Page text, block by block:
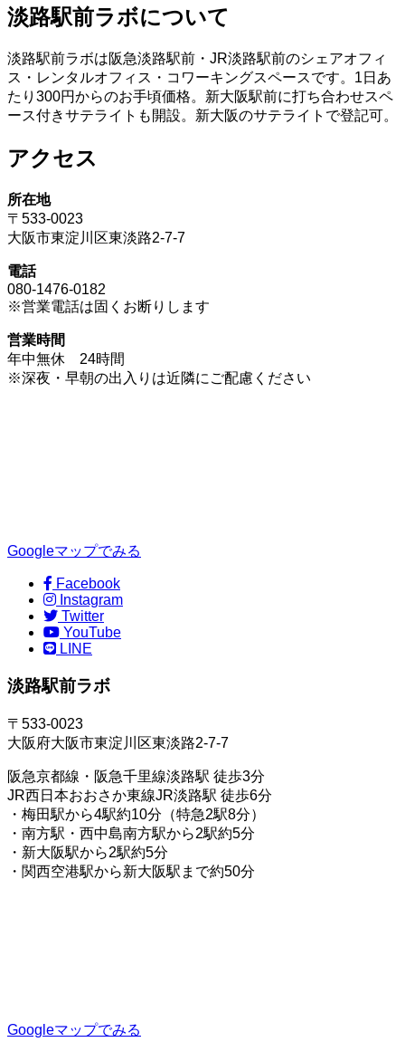
淡路駅前ラボについて
淡路駅前ラボは阪急淡路駅前・JR淡路駅前のシェアオフィ
ス・レンタルオフィス・コワーキングスペースです。1日あ
たり300円からのお手頃価格。新大阪駅前に打ち合わせスペ
ース付きサテライトも開設。新大阪のサテライトで登記可。
アクセス
所在地
〒533-0023
大阪市東淀川区東淡路2-7-7
電話
080-1476-0182
※営業電話は固くお断りします
営業時間
年中無休 24時間
※深夜・早朝の出入りは近隣にご配慮ください
Googleマップでみる
Facebook
Instagram
Twitter
YouTube
LINE
淡路駅前ラボ
〒533-0023
大阪府大阪市東淀川区東淡路2-7-7
阪急京都線・阪急千里線淡路駅 徒歩3分
JR西日本おおさか東線JR淡路駅 徒歩6分
・梅田駅から4駅約10分（特急2駅8分）
・南方駅・西中島南方駅から2駅約5分
・新大阪駅から2駅約5分
・関西空港駅から新大阪駅まで約50分
Googleマップでみる